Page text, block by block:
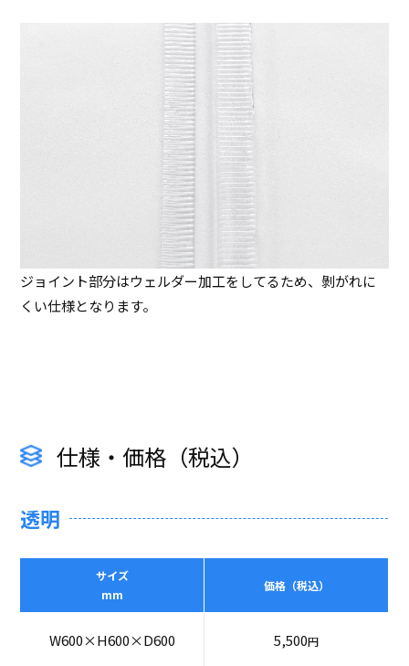
ジョイント部分はウェルダー加工をしてるため、剝がれに
くい仕様となります。
仕様・価格（税込）
透明
サイズ
mm
価格（税込）
W600×H600×D600 5,500円